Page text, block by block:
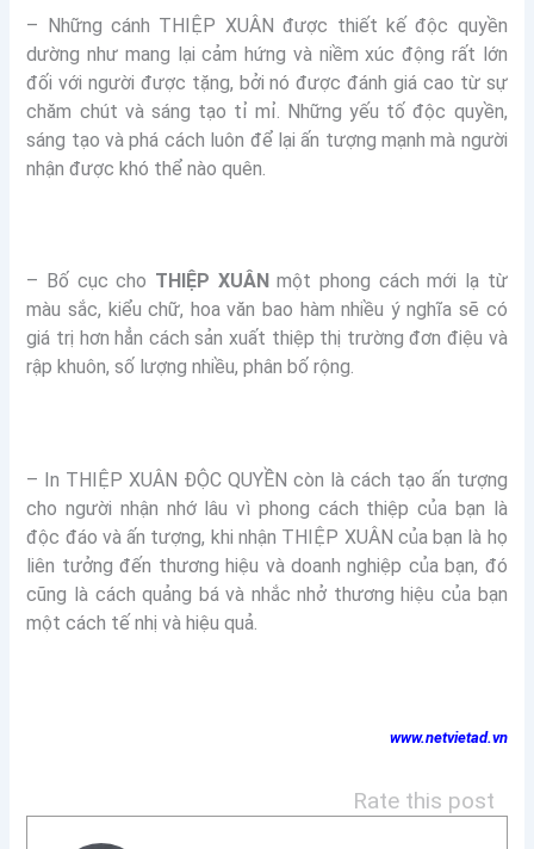
– Những cánh THIỆP XUÂN được thiết kế độc quyền
dường như mang lại cảm hứng và niềm xúc động rất lớn
đối với người được tặng, bởi nó được đánh giá cao từ sự
chăm chút và sáng tạo tỉ mỉ. Những yếu tố độc quyền,
sáng tạo và phá cách luôn để lại ấn tượng mạnh mà người
nhận được khó thể nào quên.
– Bố cục cho THIỆP XUÂN một phong cách mới lạ từ
màu sắc, kiểu chữ, hoa văn bao hàm nhiều ý nghĩa sẽ có
giá trị hơn hẳn cách sản xuất thiệp thị trường đơn điệu và
rập khuôn, số lượng nhiều, phân bố rộng.
– In THIỆP XUÂN ĐỘC QUYỀN còn là cách tạo ấn tượng
cho người nhận nhớ lâu vì phong cách thiệp của bạn là
độc đáo và ấn tượng, khi nhận THIỆP XUÂN của bạn là họ
liên tưởng đến thương hiệu và doanh nghiệp của bạn, đó
cũng là cách quảng bá và nhắc nhở thương hiệu của bạn
một cách tế nhị và hiệu quả.
www.netvietad.vn
Rate this post